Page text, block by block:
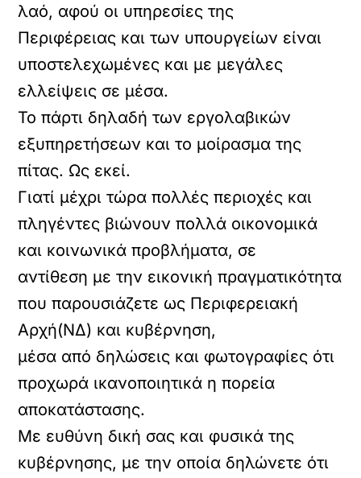
λαό, αφού οι υπηρεσίες της
Περιφέρειας και των υπουργείων είναι
υποστελεχωμένες και με μεγάλες
ελλείψεις σε μέσα.
Το πάρτι δηλαδή των εργολαβικών
εξυπηρετήσεων και το μοίρασμα της
πίτας. Ως εκεί.
Γιατί μέχρι τώρα πολλές περιοχές και
πληγέντες βιώνουν πολλά οικονομικά
και κοινωνικά προβλήματα, σε
αντίθεση με την εικονική πραγματικότητα
που παρουσιάζετε ως Περιφερειακή
Αρχή(ΝΔ) και κυβέρνηση,
μέσα από δηλώσεις και φωτογραφίες ότι
προχωρά ικανοποιητικά η πορεία
αποκατάστασης.
Με ευθύνη δική σας και φυσικά της
κυβέρνησης, με την οποία δηλώνετε ότι